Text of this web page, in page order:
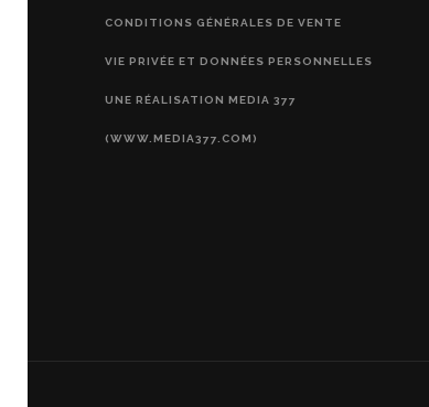
CONDITIONS GÉNÉRALES DE VENTE
VIE PRIVÉE ET DONNÉES PERSONNELLES
UNE RÉALISATION MEDIA 377
(WWW.MEDIA377.COM)